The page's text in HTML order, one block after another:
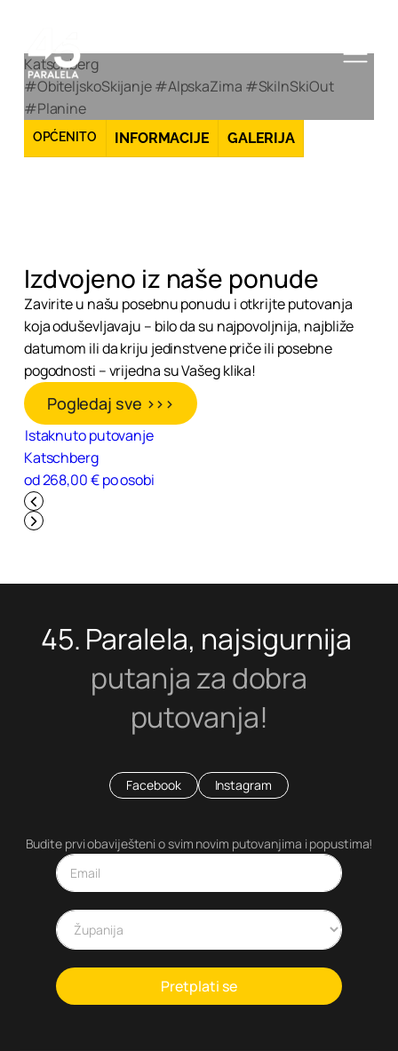
Katschberg
#ObiteljskoSkijanje #AlpskaZima #SkiInSkiOut
#Planine
OPĆENITO INFORMACIJE GALERIJA
Izdvojeno iz naše ponude
Zavirite u našu posebnu ponudu i otkrijte putovanja
koja oduševljavaju – bilo da su najpovoljnija, najbliže
datumom ili da kriju jedinstvene priče ili posebne
pogodnosti – vrijedna su Vašeg klika!
Pogledaj sve >>>
Istaknuto putovanje
Katschberg
od 268,00 € po osobi
45. Paralela, najsigurnija
putanja za dobra
putovanja!
Facebook Instagram
Budite prvi obaviješteni o svim novim putovanjima i popustima!
Pretplati se